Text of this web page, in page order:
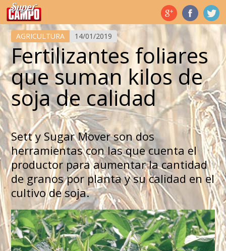
Temas de hoy
AGRICULTURA 14/01/2019
Fertilizantes foliares
que suman kilos de
soja de calidad
Sett y Sugar Mover son dos
herramientas con las que cuenta el
productor para aumentar la cantidad
de granos por planta y su calidad en el
cultivo de soja.